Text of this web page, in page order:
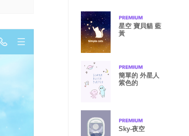
星空 寶貝貓 藍
黃
簡單的 外星人
紫色的
Sky-夜空